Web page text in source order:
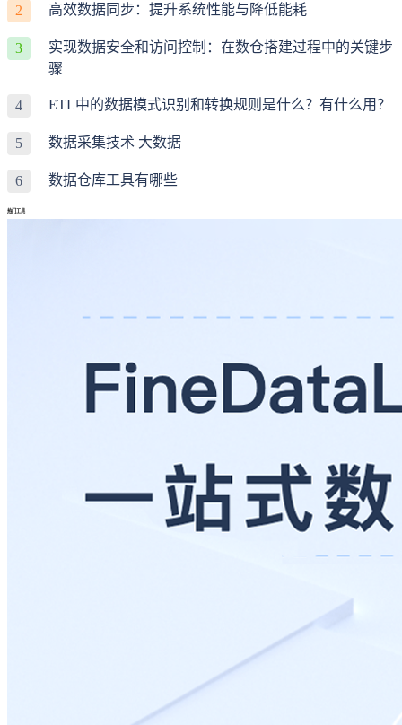
2 高效数据同步：提升系统性能与降低能耗
3
实现数据安全和访问控制：在数仓搭建过程中的关键步
骤
4 ETL中的数据模式识别和转换规则是什么？有什么用？
5 数据采集技术 大数据
6 数据仓库工具有哪些
热门工具